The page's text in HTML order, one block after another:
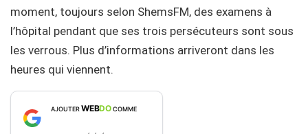
moment, toujours selon ShemsFM, des examens à
l’hôpital pendant que ses trois persécuteurs sont sous
les verrous. Plus d’informations arriveront dans les
heures qui viennent.
AJOUTERWEBDOCOMME